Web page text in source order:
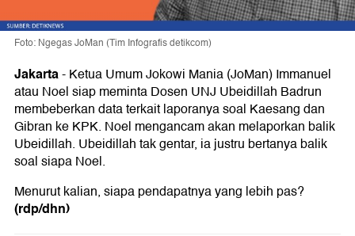
Foto: Ngegas JoMan (Tim Infografis detikcom)
Jakarta-Ketua Umum Jokowi Mania (JoMan) Immanuel
atau Noel siap meminta Dosen UNJ Ubeidillah Badrun
membeberkan data terkait laporanya soal Kaesang dan
Gibran ke KPK. Noel mengancam akan melaporkan balik
Ubeidillah. Ubeidillah tak gentar, ia justru bertanya balik
soal siapa Noel.
Menurut kalian, siapa pendapatnya yang lebih pas?
(rdp/dhn)